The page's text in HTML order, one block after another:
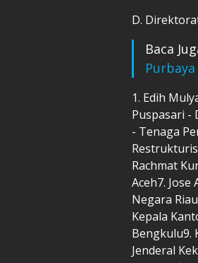
D.
Baca
1. Edih
Puspasari -
- Tenaga
Rachmat
Aceh7.
Negara
Kepala
Bengkulu9.
Jenderal